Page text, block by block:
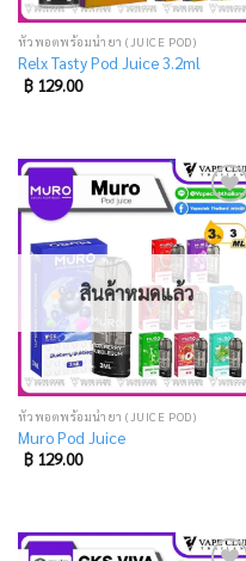
หัวพอตพร้อมน้ำยา (JUICE POD)
Relx Tasty Pod Juice 3.2ml
฿129.00
Add
to
wishlist
สินค้าหมดแล้ว
หัวพอตพร้อมน้ำยา (JUICE POD)
Muro Pod Juice
฿129.00